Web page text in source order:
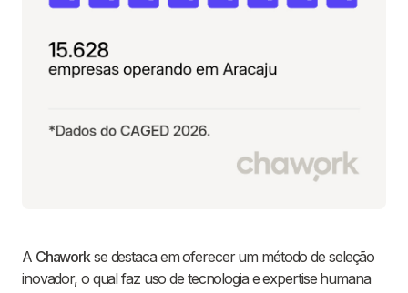
A Chaworkse destaca em oferecer um método de seleção
inovador, o qual faz uso de tecnologia e expertise humana